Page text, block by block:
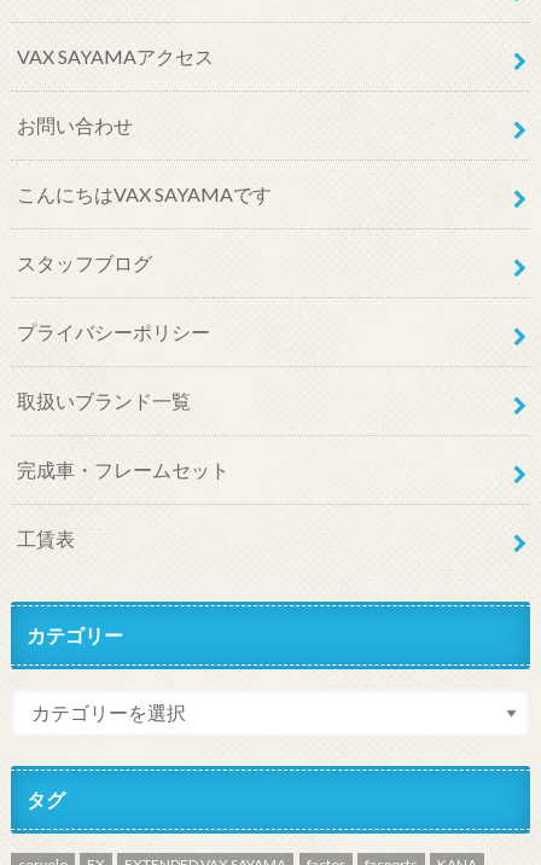
VAX SAYAMAアクセス
お問い合わせ
こんにちはVAX SAYAMAです
スタッフブログ
プライバシーポリシー
取扱いブランド一覧
完成車・フレームセット
工賃表
カテゴリー
タグ